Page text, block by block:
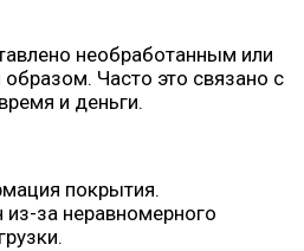
необработанным или
Часто это связано с
и деньги.
покрытия.
за неравномерного